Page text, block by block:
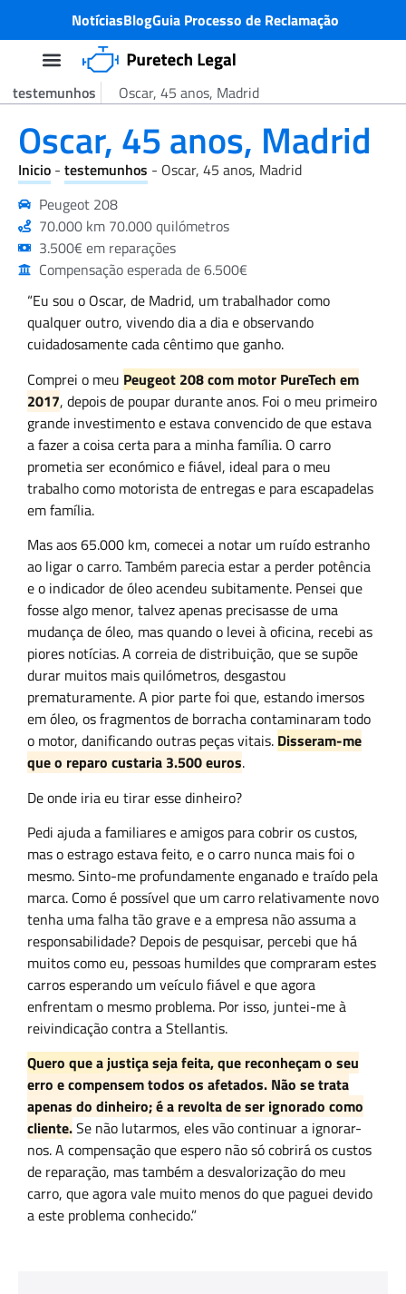
NotíciasBlogGuia Processo de Reclamação
testemunhos Oscar, 45 anos, Madrid
Oscar, 45 anos, Madrid
Inicio - testemunhos - Oscar, 45 anos, Madrid
Peugeot 208
70.000 km 70.000 quilómetros
3.500€ em reparações
Compensação esperada de 6.500€
“Eu sou o Oscar, de Madrid, um trabalhador como
qualquer outro, vivendo dia a dia e observando
cuidadosamente cada cêntimo que ganho.
Comprei o meu Peugeot 208 com motor PureTech em
2017, depois de poupar durante anos. Foi o meu primeiro
grande investimento e estava convencido de que estava
a fazer a coisa certa para a minha família. O carro
prometia ser económico e fiável, ideal para o meu
trabalho como motorista de entregas e para escapadelas
em família.
Mas aos 65.000 km, comecei a notar um ruído estranho
ao ligar o carro. Também parecia estar a perder potência
e o indicador de óleo acendeu subitamente. Pensei que
fosse algo menor, talvez apenas precisasse de uma
mudança de óleo, mas quando o levei à oficina, recebi as
piores notícias. A correia de distribuição, que se supõe
durar muitos mais quilómetros, desgastou
prematuramente. A pior parte foi que, estando imersos
em óleo, os fragmentos de borracha contaminaram todo
o motor, danificando outras peças vitais. Disseram-me
que o reparo custaria 3.500 euros.
De onde iria eu tirar esse dinheiro?
Pedi ajuda a familiares e amigos para cobrir os custos,
mas o estrago estava feito, e o carro nunca mais foi o
mesmo. Sinto-me profundamente enganado e traído pela
marca. Como é possível que um carro relativamente novo
tenha uma falha tão grave e a empresa não assuma a
responsabilidade? Depois de pesquisar, percebi que há
muitos como eu, pessoas humildes que compraram estes
carros esperando um veículo fiável e que agora
enfrentam o mesmo problema. Por isso, juntei-me à
reivindicação contra a Stellantis.
Quero que a justiça seja feita, que reconheçam o seu
erro e compensem todos os afetados. Não se trata
apenas do dinheiro; é a revolta de ser ignorado como
cliente.Se não lutarmos, eles vão continuar a ignorar-
nos. A compensação que espero não só cobrirá os custos
de reparação, mas também a desvalorização do meu
carro, que agora vale muito menos do que paguei devido
a este problema conhecido.”